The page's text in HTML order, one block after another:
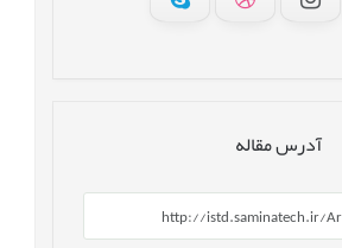
آدرس مقاله